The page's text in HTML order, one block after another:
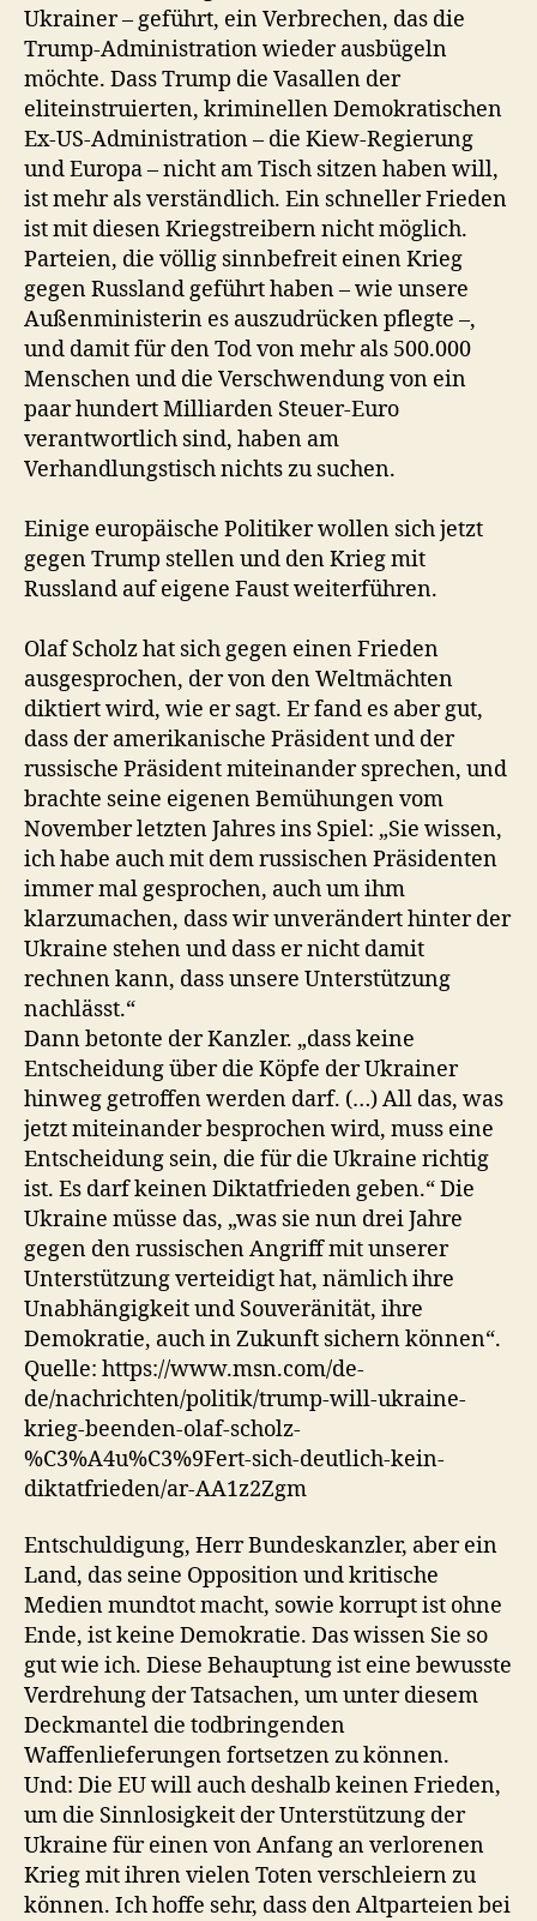
Ukrainer – geführt, ein Verbrechen, das die
Trump-Administration wieder ausbügeln
möchte. Dass Trump die Vasallen der
eliteinstruierten, kriminellen Demokratischen
Ex-US-Administration – die Kiew-Regierung
und Europa – nicht am Tisch sitzen haben will,
ist mehr als verständlich. Ein schneller Frieden
ist mit diesen Kriegstreibern nicht möglich.
Parteien, die völlig sinnbefreit einen Krieg
gegen Russland geführt haben – wie unsere
Außenministerin es auszudrücken pflegte –,
und damit für den Tod von mehr als 500.000
Menschen und die Verschwendung von ein
paar hundert Milliarden Steuer-Euro
verantwortlich sind, haben am
Verhandlungstisch nichts zu suchen.
Einige europäische Politiker wollen sich jetzt
gegen Trump stellen und den Krieg mit
Russland auf eigene Faust weiterführen.
Olaf Scholz hat sich gegen einen Frieden
ausgesprochen, der von den Weltmächten
diktiert wird, wie er sagt. Er fand es aber gut,
dass der amerikanische Präsident und der
russische Präsident miteinander sprechen, und
brachte seine eigenen Bemühungen vom
November letzten Jahres ins Spiel: „Sie wissen,
ich habe auch mit dem russischen Präsidenten
immer mal gesprochen, auch um ihm
klarzumachen, dass wir unverändert hinter der
Ukraine stehen und dass er nicht damit
rechnen kann, dass unsere Unterstützung
nachlässt.“
Dann betonte der Kanzler. „dass keine
Entscheidung über die Köpfe der Ukrainer
hinweg getroffen werden darf. (…) All das, was
jetzt miteinander besprochen wird, muss eine
Entscheidung sein, die für die Ukraine richtig
ist. Es darf keinen Diktatfrieden geben.“ Die
Ukraine müsse das, „was sie nun drei Jahre
gegen den russischen Angriff mit unserer
Unterstützung verteidigt hat, nämlich ihre
Unabhängigkeit und Souveränität, ihre
Demokratie, auch in Zukunft sichern können“.
Quelle: https://www.msn.com/de-
de/nachrichten/politik/trump-will-ukraine-
krieg-beenden-olaf-scholz-
%C3%A4u%C3%9Fert-sich-deutlich-kein-
diktatfrieden/ar-AA1z2Zgm
Entschuldigung, Herr Bundeskanzler, aber ein
Land, das seine Opposition und kritische
Medien mundtot macht, sowie korrupt ist ohne
Ende, ist keine Demokratie. Das wissen Sie so
gut wie ich. Diese Behauptung ist eine bewusste
Verdrehung der Tatsachen, um unter diesem
Deckmantel die todbringenden
Waffenlieferungen fortsetzen zu können.
Und: Die EU will auch deshalb keinen Frieden,
um die Sinnlosigkeit der Unterstützung der
Ukraine für einen von Anfang an verlorenen
Krieg mit ihren vielen Toten verschleiern zu
können. Ich hoffe sehr, dass den Altparteien bei